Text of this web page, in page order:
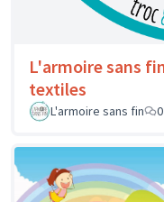
L'armoire sans
textiles
L'armoire sans fin
0